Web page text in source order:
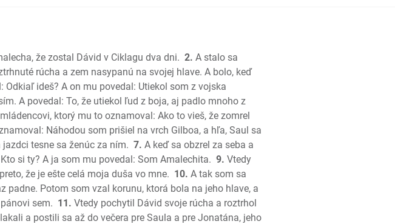
2 Kniha kráľov
1 Kroník; Paralipomenon
2 Kroník; Paralipomenon
Ezdráš
Nehemiáš
Ester
Jób
Žalmy
Príslovia
Kazateľ
Pieseň piesní
že zostal Dávid v Ciklagu dva dni. 2. A stalo sa
rúcha a zem nasypanú na svojej hlave. A bolo, keď
Odkiaľ ideš? A on mu povedal: Utiekol som z vojska
A povedal: To, že utiekol ľud z boja, aj padlo mnoho z
ktorý mu to oznamoval: Ako to vieš, že zomrel
Náhodou som prišiel na vrch Gilboa, a hľa, Saul sa
tesne sa ženúc za ním. 7. A keď sa obzrel za seba a
si ty? A ja som mu povedal: Som Amalechita. 9. Vtedy
že je ešte celá moja duša vo mne. 10. A tak som sa
padne. Potom som vzal korunu, ktorá bola na jeho hlave, a
sem. 11. Vtedy pochytil Dávid svoje rúcha a roztrhol
a postili sa až do večera pre Saula a pre Jonatána, jeho